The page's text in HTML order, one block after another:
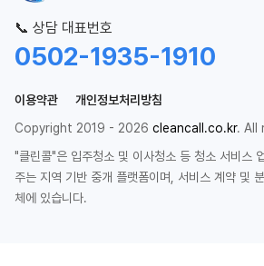
📞 상담 대표번호
0502-1935-1910
이용약관
개인정보처리방침
Copyright 2019 - 2026 cleancall.co.kr. All
"클린콜"은 입주청소 및 이사청소 등 청소 서비스
주는 지역 기반 중개 플랫폼이며, 서비스 계약 및
체에 있습니다.